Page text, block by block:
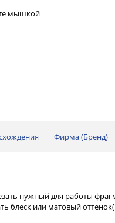
мышкой
Фирма (Бренд)
нужный для работы
блеск или матовый